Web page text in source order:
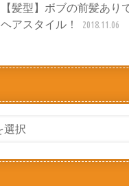
【髪型】ボブの前髪あり
ヘアスタイル！
2018.11.06